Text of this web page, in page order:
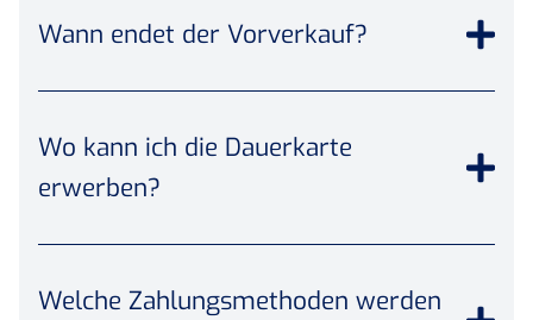
Wann endet der Vorverkauf?
Wo kann ich die Dauerkarte
erwerben?
Welche Zahlungsmethoden werden